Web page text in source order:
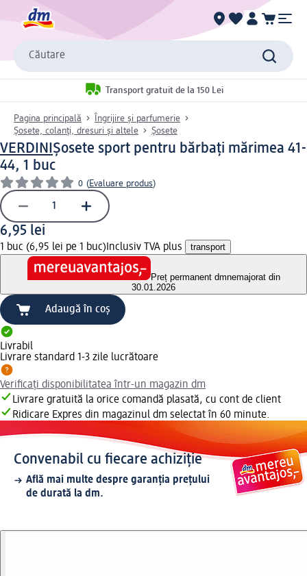
Căutare
Transport gratuit de la 150 Lei
Pagina principală
Îngrijire și parfumerie
Șosete, colanți, dresuri și altele
Șosete
VERDINI Șosete sport pentru bărbați mărimea 41-
44, 1 buc
0 (Evaluare produs)
6,95 lei
1 buc (6,95 lei pe 1 buc) Inclusiv TVA plus transport
Preț permanent dmnemajorat din
30.01.2026
Adaugă în coș
Livrabil
Livrare standard 1-3 zile lucrătoare
Verificați disponibilitatea într-un magazin dm
Livrare gratuită la orice comandă plasată, cu cont de client
Ridicare Expres din magazinul dm selectat în 60 minute.
Convenabil cu fiecare achiziție
Află mai multe despre garanția prețului
de durată la dm.